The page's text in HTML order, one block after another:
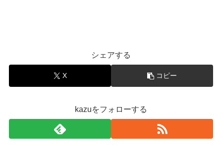
シェアする
X コピー
kazuをフォローする